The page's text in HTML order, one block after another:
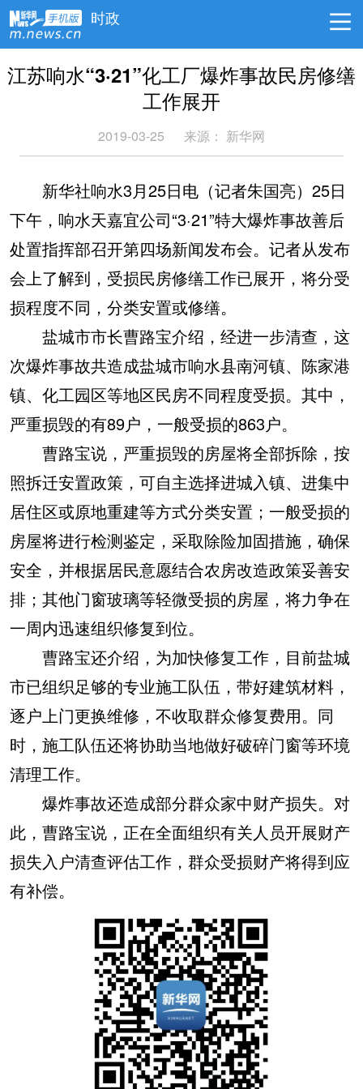
时政
江苏响水“3·21”化工厂爆炸事故民房修缮
工作展开
2019-03-25 来源： 新华网
新华社响水3月25日电（记者朱国亮）25日
下午，响水天嘉宜公司“3·21”特大爆炸事故善后
处置指挥部召开第四场新闻发布会。记者从发布
会上了解到，受损民房修缮工作已展开，将分受
损程度不同，分类安置或修缮。
盐城市市长曹路宝介绍，经进一步清查，这
次爆炸事故共造成盐城市响水县南河镇、陈家港
镇、化工园区等地区民房不同程度受损。其中，
严重损毁的有89户，一般受损的863户。
曹路宝说，严重损毁的房屋将全部拆除，按
照拆迁安置政策，可自主选择进城入镇、进集中
居住区或原地重建等方式分类安置；一般受损的
房屋将进行检测鉴定，采取除险加固措施，确保
安全，并根据居民意愿结合农房改造政策妥善安
排；其他门窗玻璃等轻微受损的房屋，将力争在
一周内迅速组织修复到位。
曹路宝还介绍，为加快修复工作，目前盐城
市已组织足够的专业施工队伍，带好建筑材料，
逐户上门更换维修，不收取群众修复费用。同
时，施工队伍还将协助当地做好破碎门窗等环境
清理工作。
爆炸事故还造成部分群众家中财产损失。对
此，曹路宝说，正在全面组织有关人员开展财产
损失入户清查评估工作，群众受损财产将得到应
有补偿。